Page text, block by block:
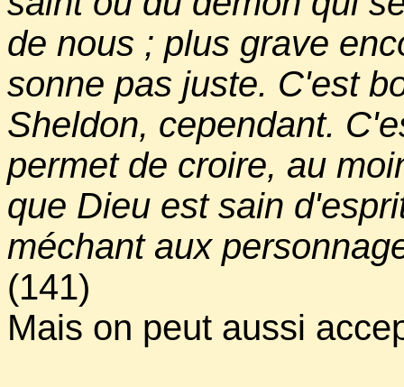
de nous ; plus grave
sonne pas juste. C'est
Sheldon, cependant.
permet de croire, au
que Dieu est sain
méchant aux
(141)
Mais on peut aussi